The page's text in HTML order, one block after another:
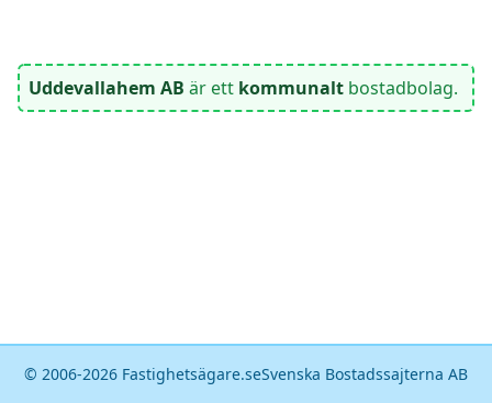
Uddevallahem AB är ett kommunalt bostadbolag.
© 2006-2026 Fastighetsägare.seSvenska Bostadssajterna AB